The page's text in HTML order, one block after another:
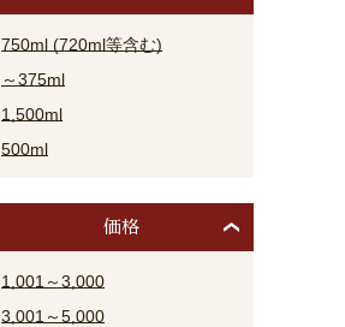
750ml (720ml等含む)
～375ml
1,500ml
500ml
価格
1,001～3,000
3,001～5,000